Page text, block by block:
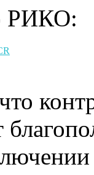
РИКО: